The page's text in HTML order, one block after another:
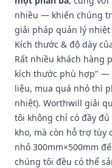
nhiều — khiến chúng
giải pháp quản lý
Kích thước & độ dày
Rất nhiều khách hàng
kích thước phù hợp" —
liệu, mua quá nhỏ thì
nhiệt). Worthwill giải
tôi không chỉ có đầy
kho, mà còn hỗ trợ
nhỏ 300mm×500mm
chúng tôi đều có thể